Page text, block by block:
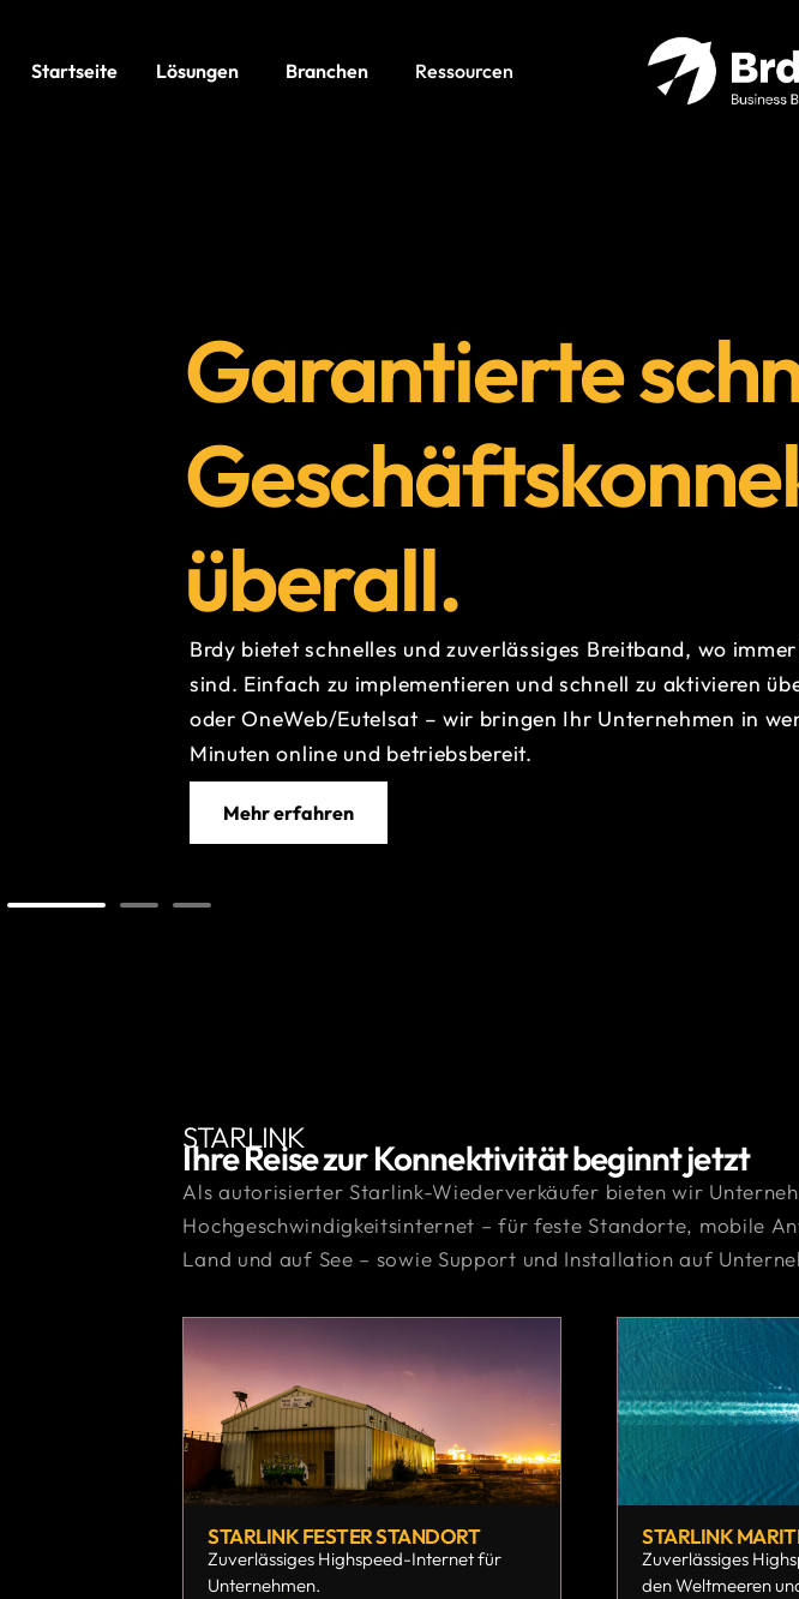
Startseite Lösungen Branchen Ressourcen
Garantierte
überall.
Brdy bietet schnelles und zuverlässiges Breitband, wo
sind. Einfach zu implementieren und schnell zu aktivieren
oder OneWeb/Eutelsat – wir bringen Ihr Unternehmen in
Minuten online und betriebsbereit.
Mehr erfahren
STARLINK
Ihre Reise zur Konnektivität beginnt jetzt
Als autorisierter Starlink-Wiederverkäufer bieten wir
Hochgeschwindigkeitsinternet – für feste Standorte, mobile
Land und auf See – sowie Support und Installation auf
STARLINK FESTER STANDORT
Zuverlässiges Highspeed-Internet für
Unternehmen.
STARLINK
Zuverlässiges
den Weltmeeren